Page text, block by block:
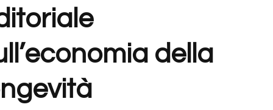
della